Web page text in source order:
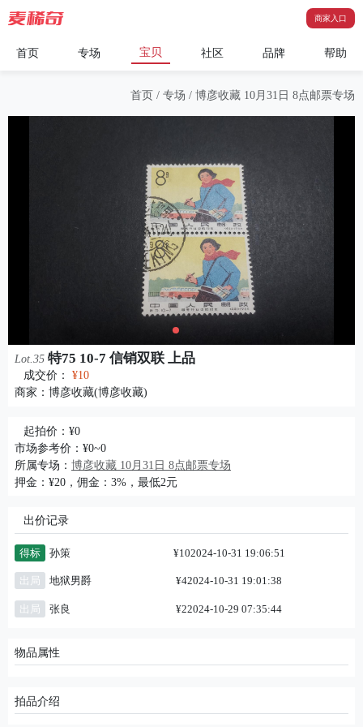
商家入口
首页 专场 宝贝 社区 品牌 帮助
首页 / 专场 / 博彦收藏 10月31日 8点邮票专场
Lot.35 特75 10-7 信销双联 上品
成交价： ¥10
商家： 博彦收藏(博彦收藏)
起拍价：¥0
市场参考价：¥0~0
所属专场： 博彦收藏 10月31日 8点邮票专场
押金：¥20，佣金：3%，最低2元
出价记录
得标 孙策 ¥102024-10-31 19:06:51
出局 地狱男爵 ¥42024-10-31 19:01:38
出局 张良 ¥22024-10-29 07:35:44
物品属性
拍品介绍